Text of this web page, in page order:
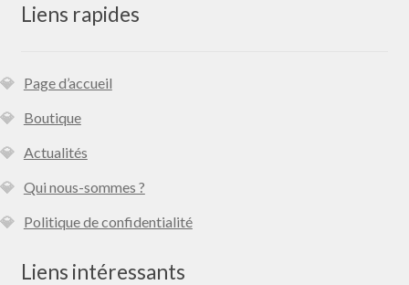
Liens rapides
Page d’accueil
Boutique
Actualités
Qui nous-sommes ?
Politique de confidentialité
Liens intéressants